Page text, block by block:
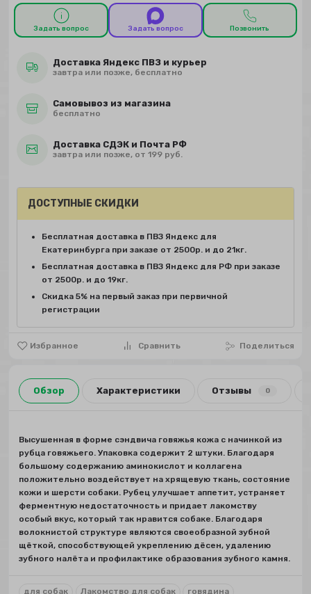
Задать вопрос Задать вопрос Позвонить
Доставка Яндекс ПВЗ и курьер
завтра или позже, бесплатно
Самовывоз из магазина
бесплатно
Доставка СДЭК и Почта РФ
завтра или позже, от 199 руб.
Избранное Сравнить Поделиться
ДОСТУПНЫЕ СКИДКИ
Бесплатная доставка в ПВЗ Яндекс для
Екатеринбурга при заказе от 2500р. и до 21кг.
Бесплатная доставка в ПВЗ Яндекс для РФ при заказе
от 2500р. и до 19кг.
Скидка 5% на первый заказ при первичной
регистрации
Обзор Характеристики Отзывы 0
Высушенная в форме сэндвича говяжья кожа с начинкой из
рубца говяжьего. Упаковка содержит 2 штуки. Благодаря
большому содержанию аминокислот и коллагена
положительно воздействует на хрящевую ткань, состояние
кожи и шерсти собаки. Рубец улучшает аппетит, устраняет
ферментную недостаточность и придает лакомству
особый вкус, который так нравится собаке. Благодаря
волокнистой структуре являются своеобразной зубной
щёткой, способствующей укреплению дёсен, удалению
зубного налёта и профилактике образования зубного камня.
для собак Лакомство для собак говядина